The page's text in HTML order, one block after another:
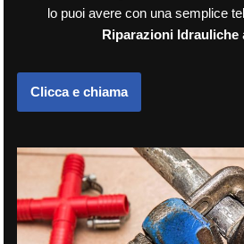
lo puoi avere con una semplice
Riparazioni Idrauliche
Clicca e chiama